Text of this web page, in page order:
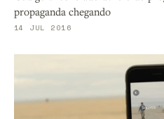
propaganda chegando
14 JUL 2016